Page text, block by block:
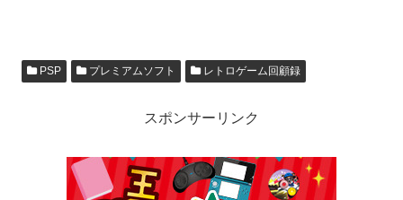
PSP プレミアムソフト レトロゲーム回顧録
スポンサーリンク